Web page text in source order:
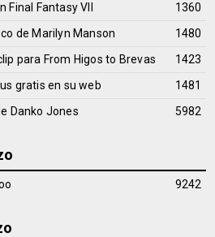
Final Fantasy VII
1360
de Marilyn Manson
1480
para From Higos to Brevas
1423
gratis en su web
1481
Danko Jones 5982
9242